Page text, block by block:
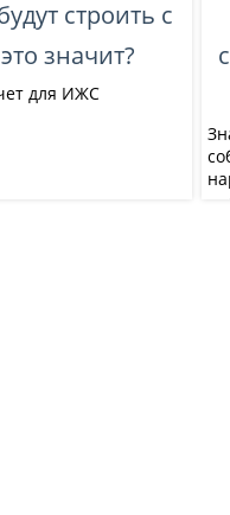
строить с
значит?
для ИЖС